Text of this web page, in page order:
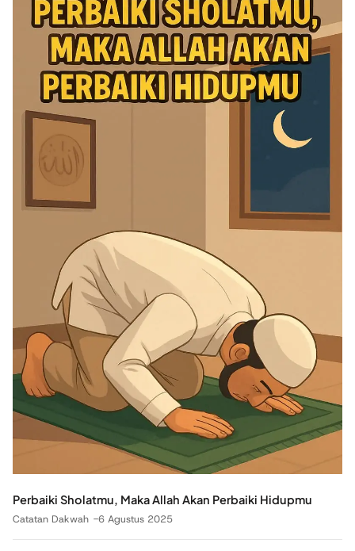
Perbaiki Sholatmu, Maka Allah Akan Perbaiki Hidupmu
Catatan Dakwah 6 Agustus 2025